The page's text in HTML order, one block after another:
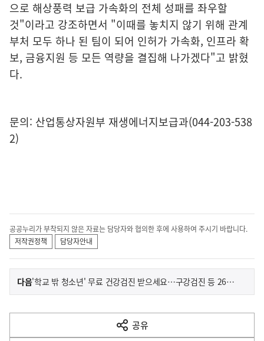
으로 해상풍력 보급 가속화의 전체 성패를 좌우할
것"이라고 강조하면서 "이때를 놓치지 않기 위해 관계
부처 모두 하나 된 팀이 되어 인허가 가속화, 인프라 확
보, 금융지원 등 모든 역량을 결집해 나가겠다"고 밝혔
다.
문의: 산업통상자원부 재생에너지보급과(044-203-538
2)
공공누리가 부착되지 않은 자료는 담당자와 협의한 후에 사용하여 주시기 바랍니다.
저작권정책
담당자안내
이
전
다
음
다음기
'학교 밖 청소년' 무료 건강검진 받으세요…구강검진 등 26개 항목
공유
열